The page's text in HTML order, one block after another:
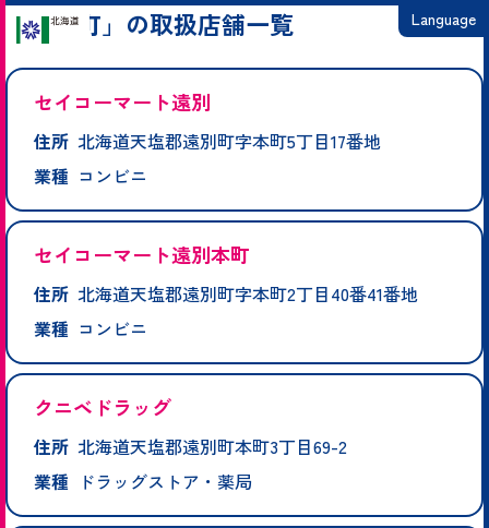
Language
한국어
「遠別町」の取扱店舗一覧
セイコーマート遠別
住所 北海道天塩郡遠別町字本町5丁目17番地
業種 コンビニ
セイコーマート遠別本町
住所 北海道天塩郡遠別町字本町2丁目40番41番地
業種 コンビニ
クニベドラッグ
住所 北海道天塩郡遠別町本町3丁目69-2
業種
ドラッグストア・薬局